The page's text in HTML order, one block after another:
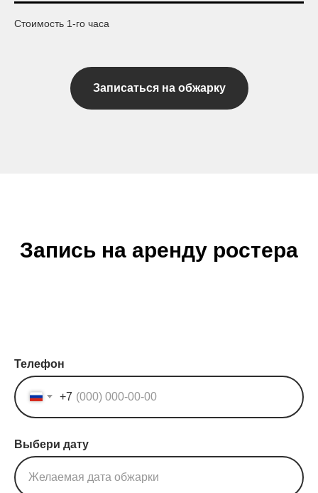
Стоимость 1-го часа
Записаться на обжарку
Запись на аренду ростера
Телефон
+7
Выбери дату
Желаемая дата обжарки